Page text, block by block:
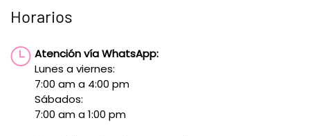
Horarios
Atención vía WhatsApp:
Lunes a viernes:
7:00 am a 4:00 pm
Sábados:
7:00 am a 1:00 pm